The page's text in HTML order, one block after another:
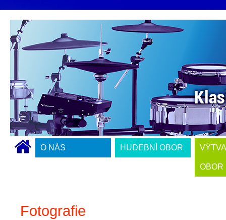
O NÁS HUDEBNÍ OBOR
OBOR
Fotografie